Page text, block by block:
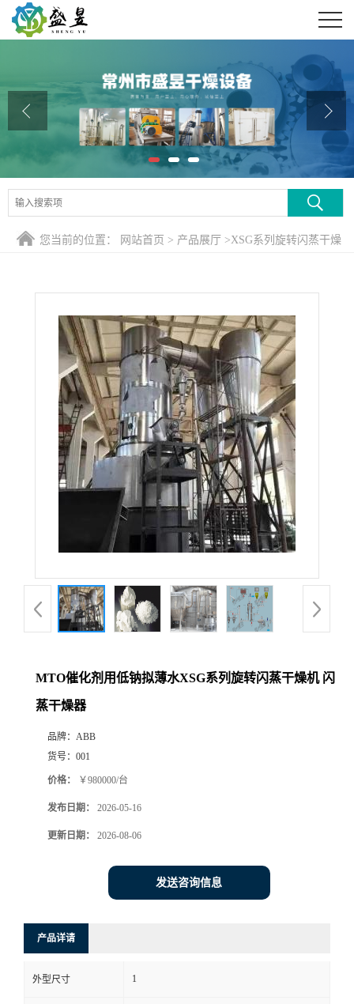
公司介绍
公司动态
产品展厅
证书荣誉
联系方式
您当前的位置： 网站首页 > 产品展厅 >XSG系列旋转闪蒸干燥
MTO催化剂用低钠拟薄水XSG系列旋转闪蒸干燥机 闪
蒸干燥器
品牌： ABB
货号： 001
价格： ￥980000/台
发布日期： 2026-05-16
更新日期： 2026-08-06
发送咨询信息
产品详请
外型尺寸 1